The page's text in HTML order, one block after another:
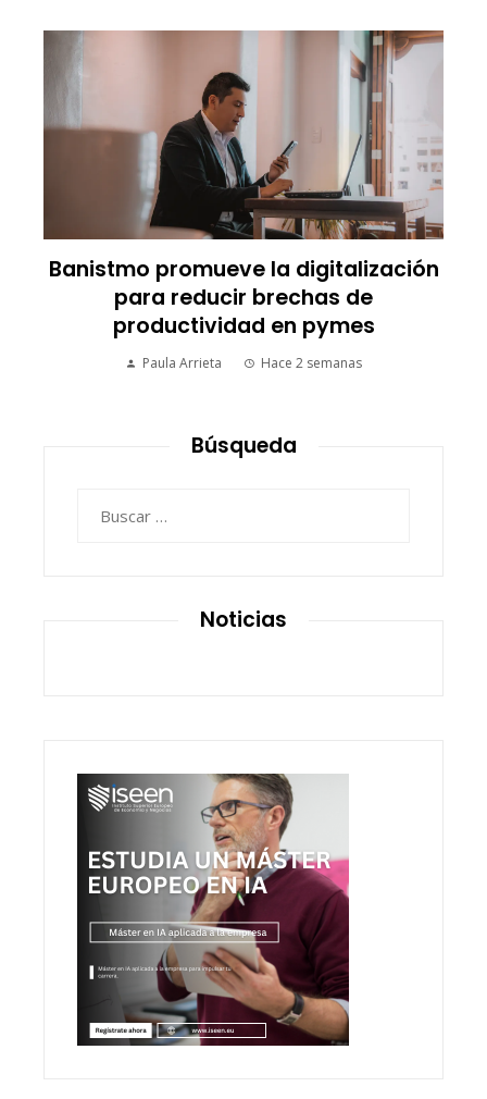
Banistmo promueve la digitalización
para reducir brechas de
productividad en pymes
Paula Arrieta Hace 2 semanas
Búsqueda
Noticias